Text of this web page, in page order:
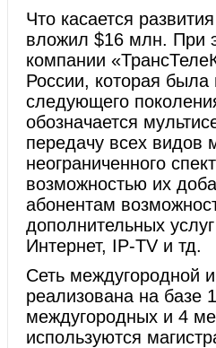
Что касается
вложил $16 млн. При
компании
России, которая была
следующего
обозначается
передачу всех видов
неограниченного
возможностью их
абонентам
дополнительных
Интернет, IP-TV и тд.
Сеть междугородной
реализована на базе
междугородных и 4
используются